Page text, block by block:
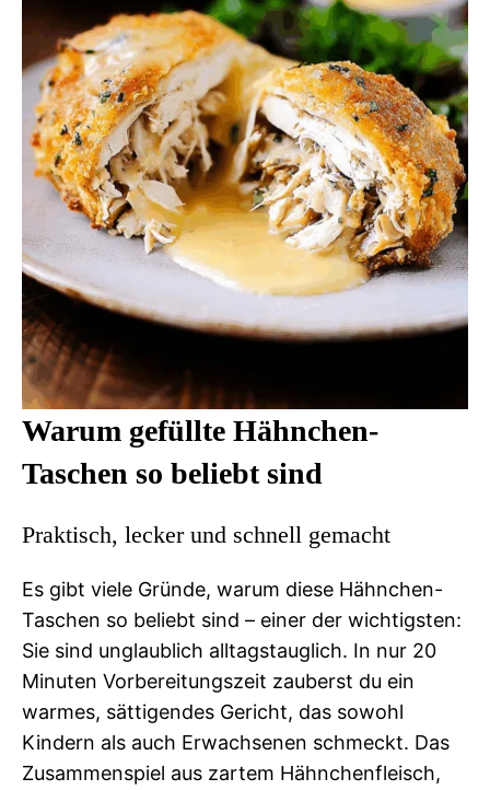
Warum gefüllte Hähnchen-
Taschen so beliebt sind
Praktisch, lecker und schnell gemacht
Es gibt viele Gründe, warum diese Hähnchen-
Taschen so beliebt sind – einer der wichtigsten:
Sie sind unglaublich alltagstauglich. In nur 20
Minuten Vorbereitungszeit zauberst du ein
warmes, sättigendes Gericht, das sowohl
Kindern als auch Erwachsenen schmeckt. Das
Zusammenspiel aus zartem Hähnchenfleisch,